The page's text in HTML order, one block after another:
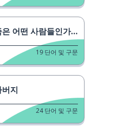
어떤 사람들인가요?
19 단어 및 구문
지
24 단어 및 구문